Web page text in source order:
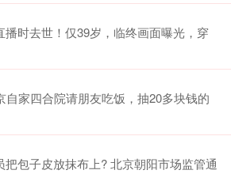
时去世！仅39岁，临终画面曝光，穿
自家四合院请朋友吃饭，抽20多块钱的
包子皮放抹布上? 北京朝阳市场监管通